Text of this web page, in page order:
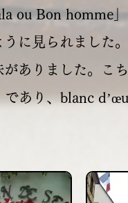
ou Bon homme
に見られました
ありました。こ
あり、blanc